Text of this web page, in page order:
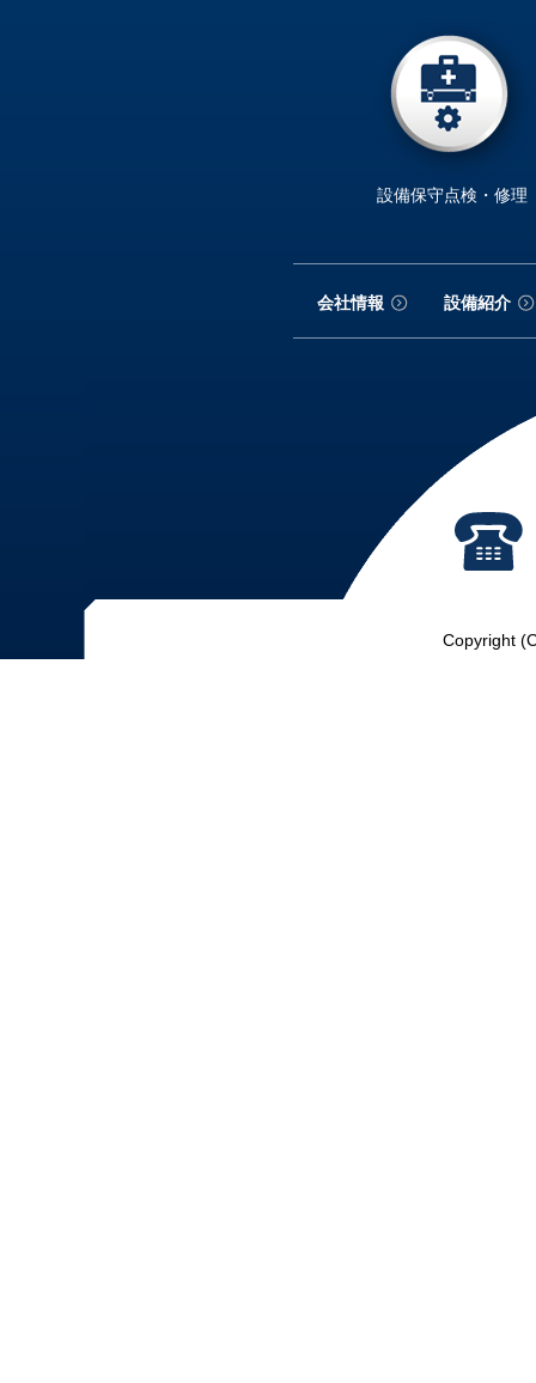
設備保守点検・修理
会社情報 設備紹介
Copyright